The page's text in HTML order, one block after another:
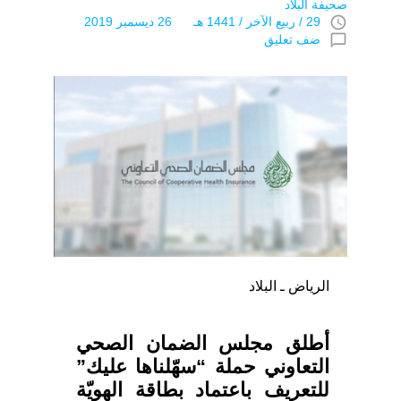
صحيفة البلاد
access_time 29 / ربيع الآخر / 1441 هـ 26 ديسمبر 2019
chat_bubble_outline ضف تعليق
الرياض ـ البلاد
أطلق مجلس الضمان الصحي
التعاوني حملة “سهّلناها عليك”
للتعريف باعتماد بطاقة الهويّة